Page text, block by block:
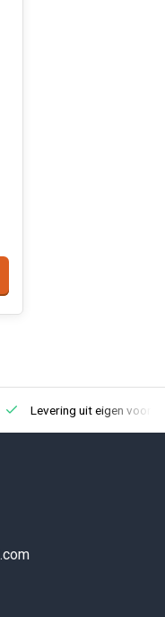
Levering uit eigen